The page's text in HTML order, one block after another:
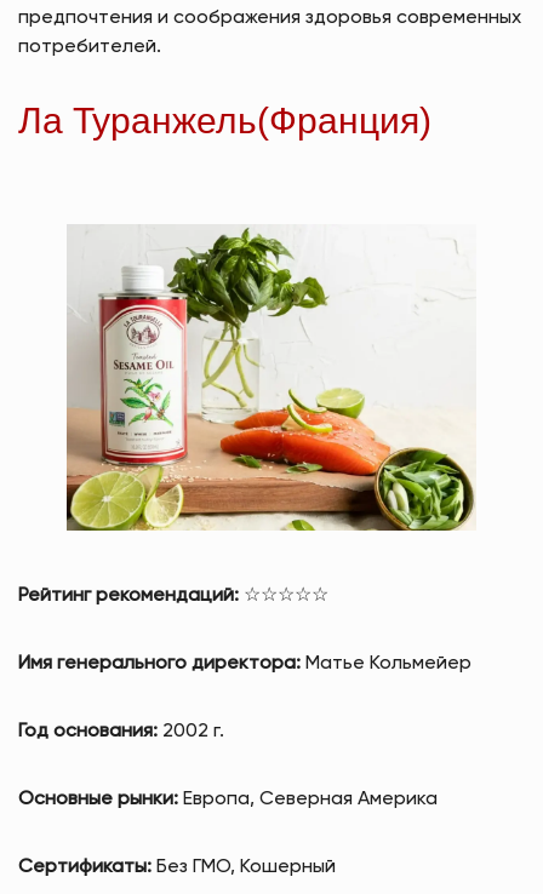
предпочтения и соображения здоровья современных
потребителей.
Ла Туранжель(Франция)
Рейтинг рекомендаций: ☆☆☆☆☆
Имя генерального директора: Матье Кольмейер
Год основания: 2002 г.
Основные рынки: Европа, Северная Америка
Сертификаты: Без ГМО, Кошерный